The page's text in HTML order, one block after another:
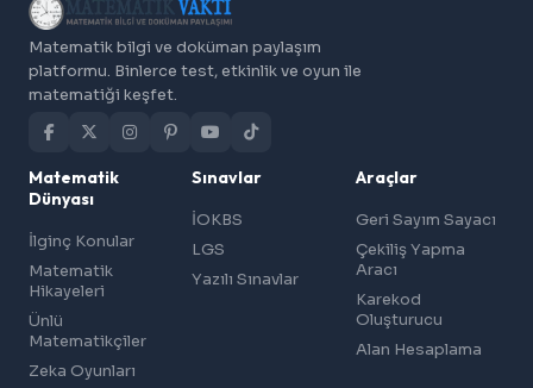
Matematik bilgi ve doküman paylaşım
platformu. Binlerce test, etkinlik ve oyun ile
matematiği keşfet.
Matematik
Dünyası
İlginç Konular
Matematik
Hikayeleri
Ünlü
Matematikçiler
Zeka Oyunları
Sınavlar
İOKBS
LGS
Yazılı Sınavlar
Araçlar
Geri Sayım Sayacı
Çekiliş Yapma
Aracı
Karekod
Oluşturucu
Alan Hesaplama